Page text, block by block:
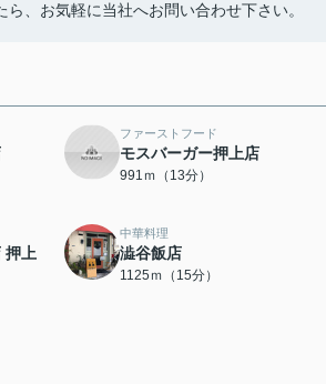
、お気軽に当社へお問い合わせ下さい。
ファーストフード
モスバーガー押上店
991ｍ（13分）
押上
中華料理
澁谷飯店
1125ｍ（15分）